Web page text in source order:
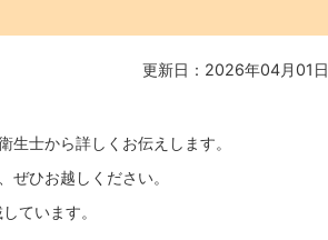
更新日：2026年04月01日
士から詳しくお伝えします。
ひお越しください。
ています。